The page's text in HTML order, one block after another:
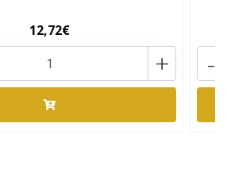
12,72€
+ -